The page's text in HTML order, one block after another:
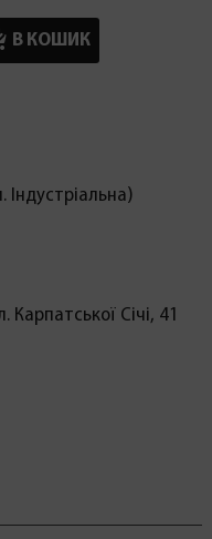
В КОШИК
Індустріальна)
Карпатської Січі, 41